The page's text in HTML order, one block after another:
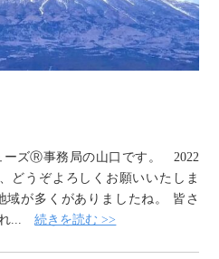
ーズⓇ事務局の山口です。 2022
どうぞよろしくお願いいたしま
が多くがありましたね。 皆さ
れ...続きを読む >>